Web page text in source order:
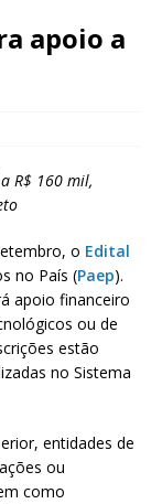
apoio a
R$ 160 mil,
o Edital
no País (Paep).
apoio financeiro
ou de
estão
no Sistema
entidades de
ou
como